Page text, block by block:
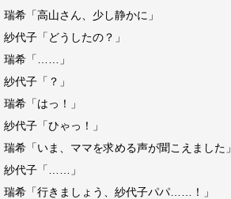
瑞希「高山さん、少し静かに」
紗代子「どうしたの？」
瑞希「……」
紗代子「？」
瑞希「はっ！」
紗代子「ひゃっ！」
瑞希「いま、ママを求める声が聞こえました」
紗代子「……」
瑞希「行きましょう、紗代子パパ……！」